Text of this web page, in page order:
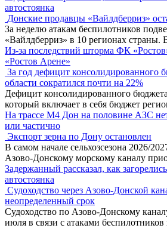
автостоянка
Донские продавцы «Вайлдберриз»
За неделю атакам беспилотников
«Вайлдберриз» в 10 регионах страны.
Из-за последствий шторма ФК
«Ростов Арене»
За год дефицит консолидированного
области сократился почти на 22%
Дефицит консолидированного
который включает в себя бюджет
На трассе М4 Дон на половине АЗС
или частично
Экспорт зерна по Дону остановлен
В самом начале сельхозсезона 2026/
Азово-Донскому морскому каналу
Задержанный рассказал, как
автостоянка
Судоходство через Азово-Донской
неопределенный срок
Судоходство по Азово-Донскому
июля в связи с атаками беспилотников